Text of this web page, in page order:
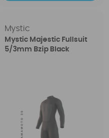
Mystic
Mystic Majestic Fullsuit
5/3mm Bzip Black